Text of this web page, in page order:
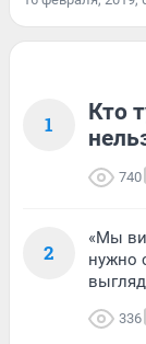
1
Кто
740
2
«Мы
нужно
336